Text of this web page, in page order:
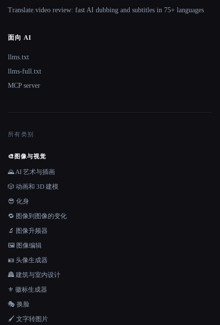
Translate.video review: fast AI dubbing and subtitles in 75+ languages
面向 AI
llms.txt
llms-full.txt
MCP server
所有类别
🎨 图像与视觉
🌄 AI 艺术与插画
🎲 动画和 3D 建模
😎 化身
🔁 图像到图像的变化
🔬 图像升频器
🖼️ 图像编辑
🪪 头像生成器
🏯 建筑与室内设计
⚜️ 徽标生成器
🎭 换脸
🖌️ 文字转图片